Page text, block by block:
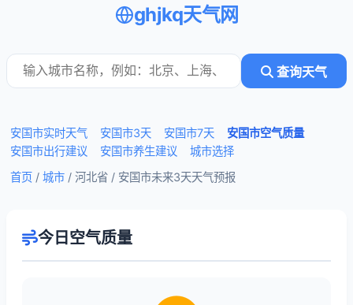
ghjkq天气网
查询天气
安国市实时天气 安国市3天 安国市7天
安国市空气质量
安国市出行建议
安国市养生建议
城市选择
首页 / 城市 / 河北省 / 安国市未来3天天气预报
今日空气质量